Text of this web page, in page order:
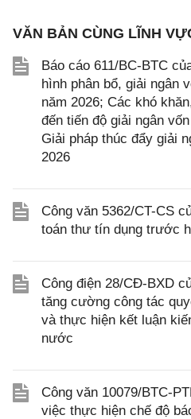
VĂN BẢN CÙNG LĨNH
Báo cáo 611/BC-BTC
hình phân bổ, giải ngân
năm 2026; Các khó
đến tiến độ giải ngân
Giải pháp thúc đẩy giải
2026
Công văn 5362/CT-CS
toán thư tín dụng trước
Công điện 28/CĐ-BXD
tăng cường công tác
và thực hiện kết luận
nước
Công văn 10079/BTC-
việc thực hiện chế độ